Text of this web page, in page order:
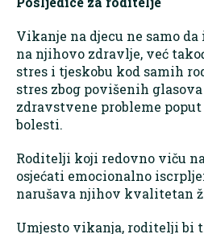
Vikanje na djecu ne samo
na njihovo zdravlje, već
stres i tjeskobu kod samih
stres zbog povišenih
zdravstvene probleme
bolesti.
Roditelji koji redovno viču
osjećati emocionalno
narušava njihov kvalitetan
Umjesto vikanja, roditelji bi